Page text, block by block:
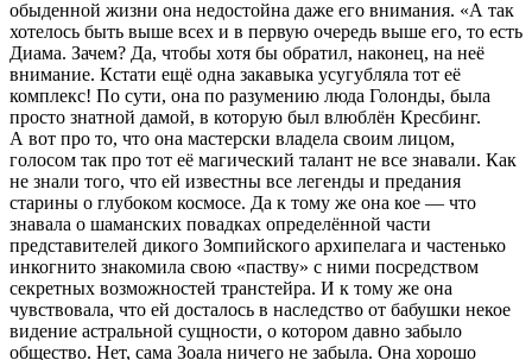
обыденной жизни она недостойна даже его внимания. «А так
хотелось быть выше всех и в первую очередь выше его, то есть
Диама. Зачем? Да, чтобы хотя бы обратил, наконец, на неё
внимание. Кстати ещё одна закавыка усугубляла тот её
комплекс! По сути, она по разумению люда Голонды, была
просто знатной дамой, в которую был влюблён Кресбинг.
А вот про то, что она мастерски владела своим лицом,
голосом так про тот её магический талант не все знавали. Как
не знали того, что ей известны все легенды и предания
старины о глубоком космосе. Да к тому же она кое — что
знавала о шаманских повадках определённой части
представителей дикого Зомпийского архипелага и частенько
инкогнито знакомила свою «паству» с ними посредством
секретных возможностей транстейра. И к тому же она
чувствовала, что ей досталось в наследство от бабушки некое
видение астральной сущности, о котором давно забыло
общество. Нет, сама Зоала ничего не забыла. Она хорошо